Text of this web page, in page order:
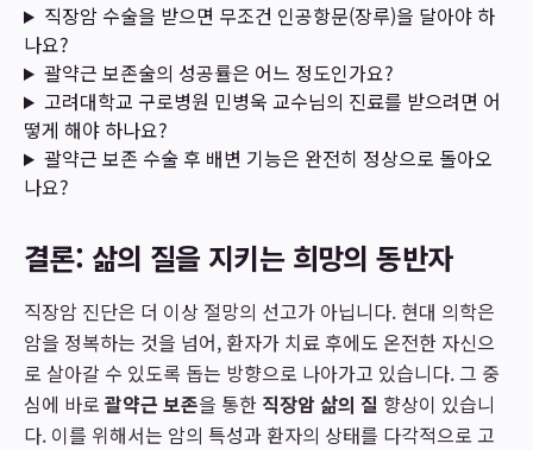
직장암 수술을 받으면 무조건 인공항문(장루)을 달아야 하
나요?
괄약근 보존술의 성공률은 어느 정도인가요?
고려대학교 구로병원 민병욱 교수님의 진료를 받으려면 어
떻게 해야 하나요?
괄약근 보존 수술 후 배변 기능은 완전히 정상으로 돌아오
나요?
결론: 삶의 질을 지키는 희망의 동반자
직장암 진단은 더 이상 절망의 선고가 아닙니다. 현대 의학은
암을 정복하는 것을 넘어, 환자가 치료 후에도 온전한 자신으
로 살아갈 수 있도록 돕는 방향으로 나아가고 있습니다. 그 중
심에 바로괄약근 보존을 통한 직장암 삶의 질 향상이 있습니
다. 이를 위해서는 암의 특성과 환자의 상태를 다각적으로 고